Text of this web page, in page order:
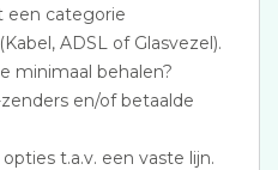
een categorie
ADSL of Glasvezel).
minimaal behalen?
en/of betaalde
t.a.v. een vaste lijn.